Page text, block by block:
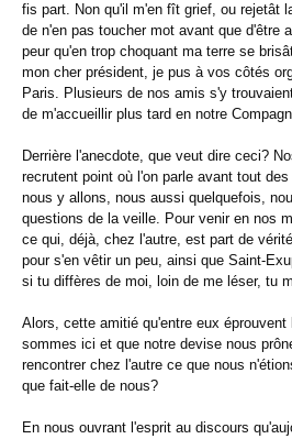
fis part. Non qu'il m'en fît grief, ou rejetât
de n'en pas toucher mot avant que d'être
peur qu'en trop choquant ma terre se
mon cher président, je pus à vos côtés
Paris. Plusieurs de nos amis s'y
de m'accueillir plus tard en notre
Derrière l'anecdote, que veut dire ceci?
recrutent point où l'on parle avant tout
nous y allons, nous aussi quelquefois,
questions de la veille. Pour venir en nos
ce qui, déjà, chez l'autre, est part de
pour s'en vêtir un peu, ainsi que Saint-
si tu diffères de moi, loin de me léser, tu
Alors, cette amitié qu'entre eux éprouvent
sommes ici et que notre devise nous
rencontrer chez l'autre ce que nous
que fait-elle de nous?
En nous ouvrant l'esprit au discours